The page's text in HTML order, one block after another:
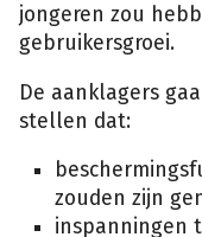
jongeren zou
gebruikersgroei.
De aanklagers
stellen dat:
zouden zijn
inspanningen